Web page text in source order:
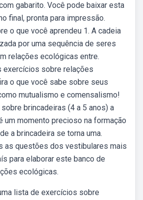
gabarito. Você pode baixar esta
final, pronta para impressão.
o que você aprendeu 1. A cadeia
por uma sequência de seres
relações ecológicas entre.
exercícios sobre relações
o que você sabe sobre seus
mutualismo e comensalismo!
brincadeiras (4 a 5 anos) a
um momento precioso na formação
a brincadeira se torna uma.
as questões dos vestibulares mais
para elaborar este banco de
ecológicas.
lista de exercícios sobre